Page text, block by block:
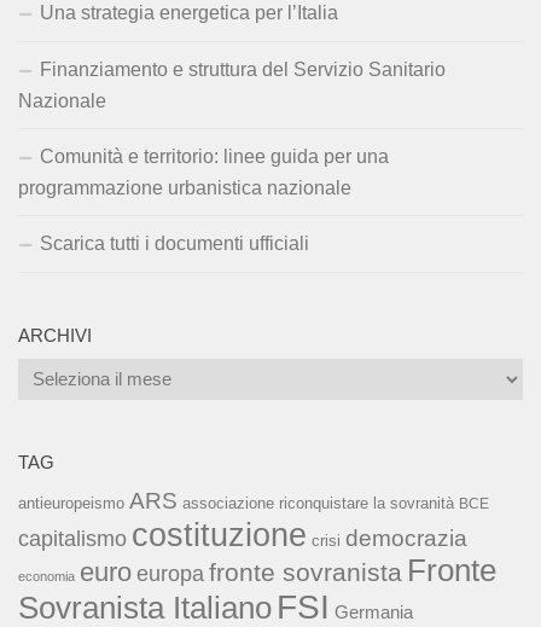
Una strategia energetica per l’Italia
Finanziamento e struttura del Servizio Sanitario
Nazionale
Comunità e territorio: linee guida per una
programmazione urbanistica nazionale
Scarica tutti i documenti ufficiali
ARCHIVI
Archivi
TAG
antieuropeismo ARS associazione riconquistare la sovranità BCE
capitalismo costituzione crisi democrazia
economia euro europa fronte sovranista Fronte
Sovranista Italiano FSI Germania